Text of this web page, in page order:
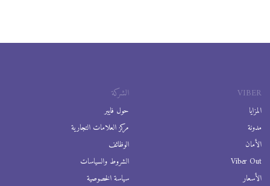
VIBER
المزايا
مدونة
الأمان
Viber Out
الأسعار
الشركة
حول فايبر
مركز العلامات التجارية
الوظائف
الشروط والسياسات
سياسة الخصوصية